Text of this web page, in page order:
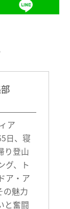
ア
日、寝
り登山
グ、ト
ア・ア
の魅力
と奮闘